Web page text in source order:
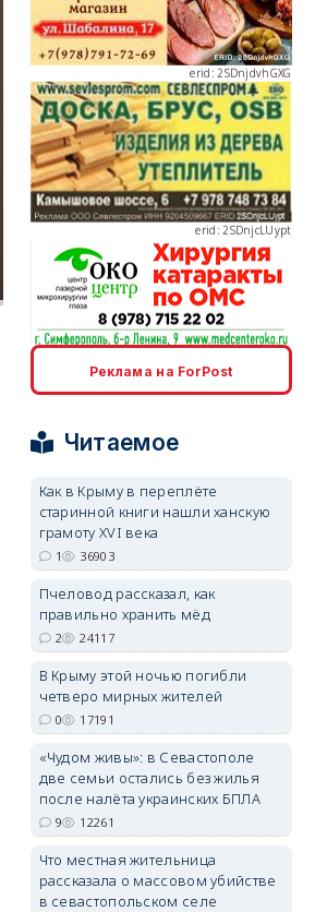
erid: 2SDnjdvhGXG
erid: 2SDnjcLUypt
erid: 2SDnjcrDNw6
erid: 2SDnjdPjgYS
erid: 2SDnjdvhGXG
Реклама на ForPost
Читаемое
Как в Крыму в переплёте
старинной книги нашли ханскую
грамоту XVI века
1 36903
Пчеловод рассказал, как
правильно хранить мёд
2 24117
В Крыму этой ночью погибли
четверо мирных жителей
0 17191
«Чудом живы»: в Севастополе
две семьи остались без жилья
после налёта украинских БПЛА
9 12261
Что местная жительница
рассказала о массовом убийстве
в севастопольском селе